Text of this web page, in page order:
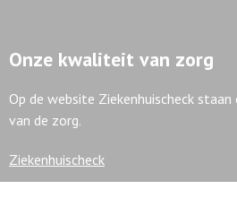
Onze kwaliteit van zorg
Op de website Ziekenhuischeck
van de zorg.
Ziekenhuischeck